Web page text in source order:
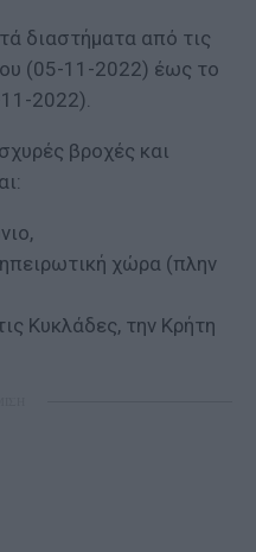
διαστήματα από τις
(05-11-2022) έως το
11-2022).
βροχές και
χώρα (πλην
Κυκλάδες, την Κρήτη